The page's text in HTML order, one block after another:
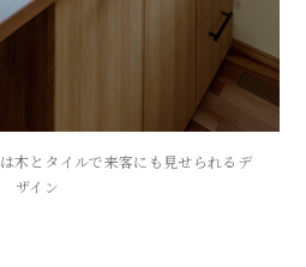
木とタイルで来客にも見せられるデ
ザイン